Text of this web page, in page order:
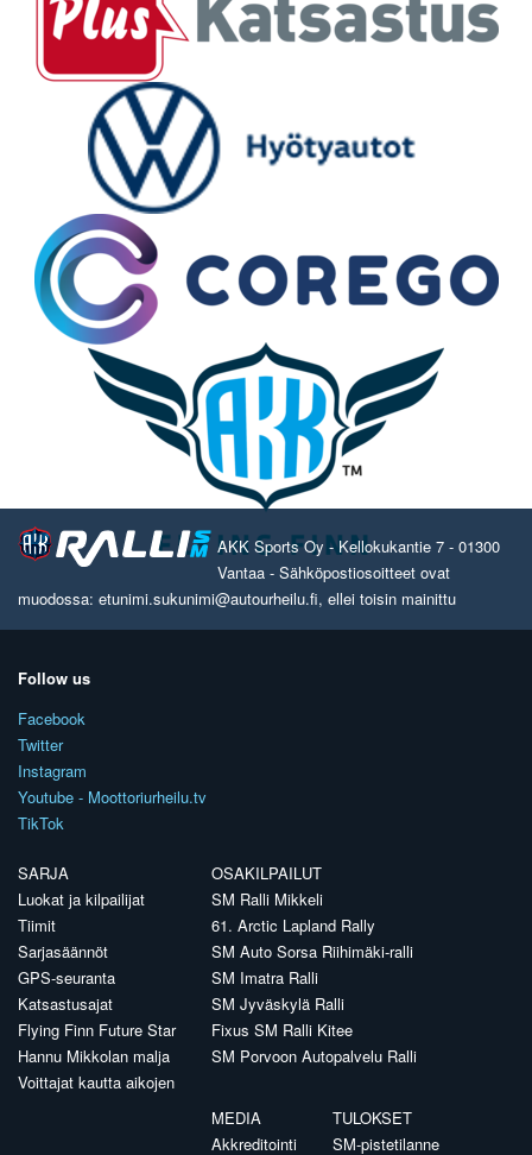
AKK Sports Oy - Kellokukantie 7 - 01300
Vantaa - Sähköpostiosoitteet ovat
muodossa: etunimi.sukunimi@autourheilu.fi, ellei toisin mainittu
Follow us
Facebook
Twitter
Instagram
Youtube - Moottoriurheilu.tv
TikTok
SARJA
Luokat ja kilpailijat
Tiimit
Sarjasäännöt
GPS-seuranta
Katsastusajat
Flying Finn Future Star
Hannu Mikkolan malja
Voittajat kautta aikojen
OSAKILPAILUT
SM Ralli Mikkeli
61. Arctic Lapland Rally
SM Auto Sorsa Riihimäki-ralli
SM Imatra Ralli
SM Jyväskylä Ralli
Fixus SM Ralli Kitee
SM Porvoon Autopalvelu Ralli
MEDIA
Akkreditointi
TULOKSET
SM-pistetilanne